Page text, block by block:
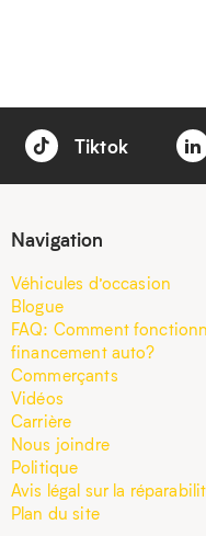
Tiktok
Navigation
Véhicules d’occasion
Blogue
FAQ: Comment
financement auto?
Commerçants
Vidéos
Carrière
Nous joindre
Politique
Avis légal sur la
Plan du site